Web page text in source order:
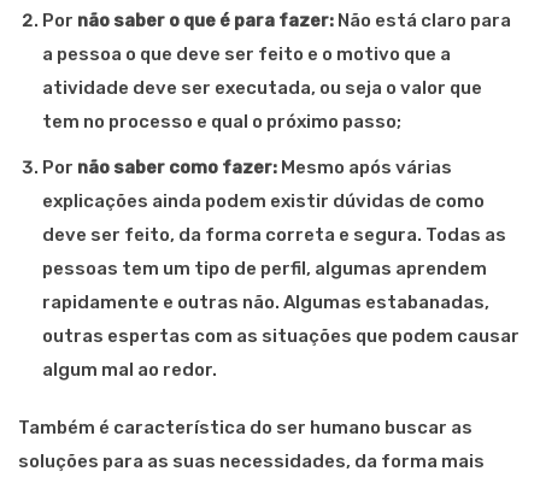
Por não saber o que é para fazer: Não está claro para
a pessoa o que deve ser feito e o motivo que a
atividade deve ser executada, ou seja o valor que
tem no processo e qual o próximo passo;
Por não saber como fazer: Mesmo após várias
explicações ainda podem existir dúvidas de como
deve ser feito, da forma correta e segura. Todas as
pessoas tem um tipo de perfil, algumas aprendem
rapidamente e outras não. Algumas estabanadas,
outras espertas com as situações que podem causar
algum mal ao redor.
Também é característica do ser humano buscar as
soluções para as suas necessidades, da forma mais